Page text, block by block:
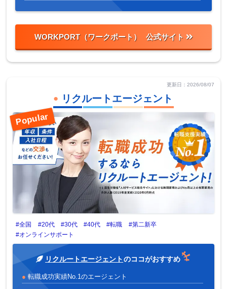
WORKPORT（ワークポート）
更新日：2026/08/07
リクルートエージェント
#全国 #20代 #30代 #40代 #転職
#第二新卒
#オンラインサポート
リクルートエージェント のココがおすすめ
転職成功実績No.1のエージェント